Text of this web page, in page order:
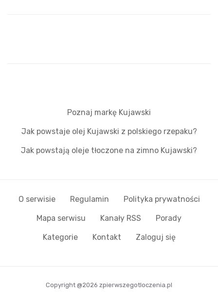
Poznaj markę Kujawski
Jak powstaje olej Kujawski z polskiego rzepaku?
Jak powstają oleje tłoczone na zimno Kujawski?
O serwisie Regulamin Polityka prywatności
Mapa serwisu Kanały RSS Porady
Kategorie Kontakt Zaloguj się
Copyright @2026 zpierwszegotloczenia.pl